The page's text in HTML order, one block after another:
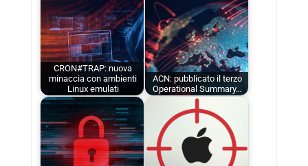
CRON#TRAP: nuova
minaccia con ambienti
Linux emulati
ACN: pubblicato il terzo
Operational Summary…